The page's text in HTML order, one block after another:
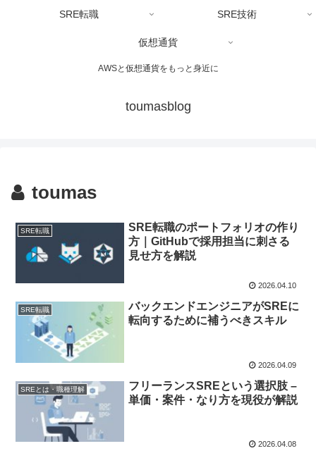
AWSと仮想通貨をもっと身近に
toumasblog
SRE転職 SRE技術
仮想通貨
toumas
SRE転職
SRE転職のポートフォリオの作り
方｜GitHubで採用担当に刺さる
見せ方を解説
2026.04.10
SRE転職
バックエンドエンジニアがSREに
転向するために補うべきスキル
2026.04.09
SREとは・職種理解
フリーランスSREという選択肢 –
単価・案件・なり方を現役が解説
2026.04.08